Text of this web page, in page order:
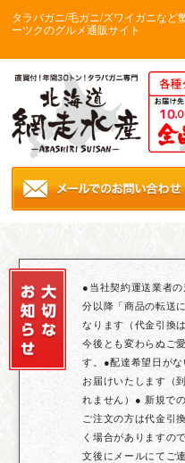
タラバガニ/毛ガニ/ズワイガニなど
ーツクのグルメ通販サイト
●当社契約運送業者
分以降「商品の転送
なります（代金引換
今後とも変わらぬご
す。●配達希望日が
お届けいたします（
れません）● 新規で
ご注文の方は代金引
く場合がありますの
文後にメールにてご